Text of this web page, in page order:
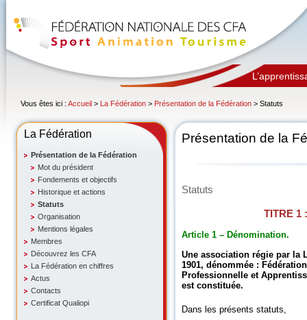
Vous êtes ici : Accueil > La Fédération > Présentation de la Fédération > Statuts
La Fédération
Présentation de la Fédération
Mot du président
Fondements et objectifs
Historique et actions
Statuts
Organisation
Mentions légales
Membres
Découvrez les CFA
La Fédération en chiffres
Actus
Contacts
Certificat Qualiopi
Présentation de la
Statuts
TITRE 1
Article 1 – Dénomination.
Une association régie par la
1901, dénommée :
Professionnelle et
est constituée.
Dans les présents statuts,